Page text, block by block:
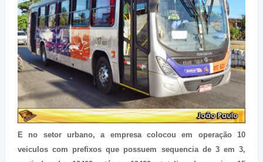
E no setor urbano, a empresa colocou em operação 10
veiculos com prefixos que possuem sequencia de 3 em 3,